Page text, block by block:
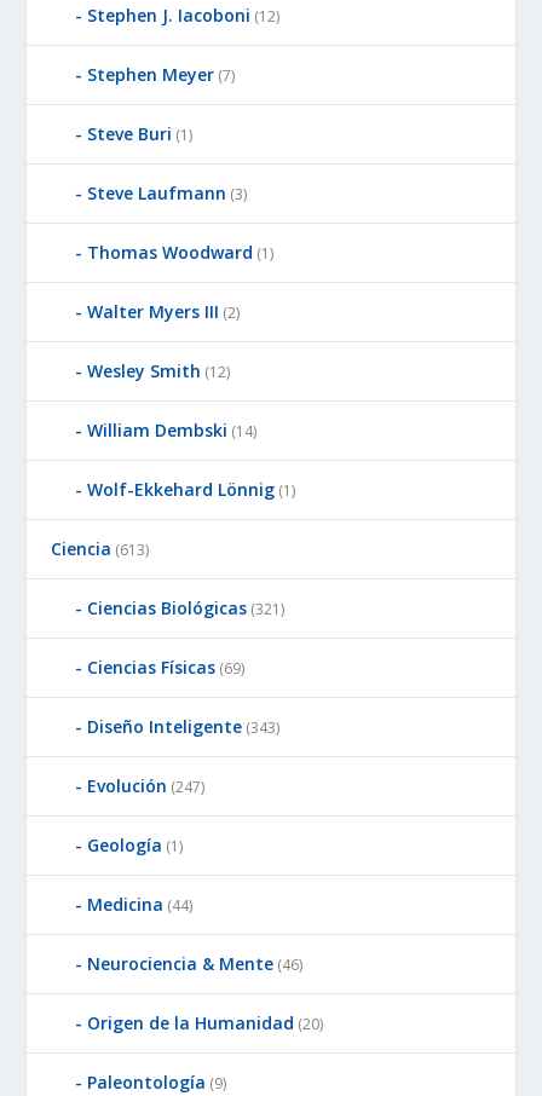
Stephen J. Iacoboni (12)
Stephen Meyer (7)
Steve Buri (1)
Steve Laufmann (3)
Thomas Woodward (1)
Walter Myers III (2)
Wesley Smith (12)
William Dembski (14)
Wolf-Ekkehard Lönnig (1)
Ciencia (613)
Ciencias Biológicas (321)
Ciencias Físicas (69)
Diseño Inteligente (343)
Evolución (247)
Geología (1)
Medicina (44)
Neurociencia & Mente (46)
Origen de la Humanidad (20)
Paleontología (9)